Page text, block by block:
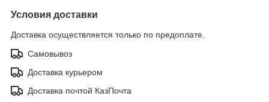
Условия доставки
Доставка осуществляется только по предоплате.
Самовывоз
Доставка курьером
Доставка почтой КазПочта